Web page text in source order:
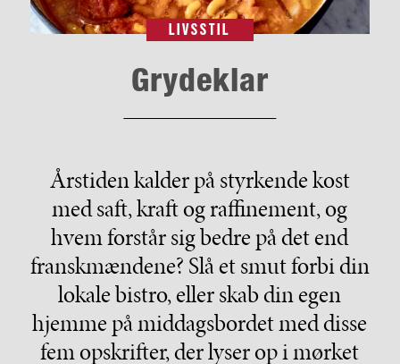
LIVSSTIL
Grydeklar
Årstiden kalder på styrkende kost
med saft, kraft og raffinement, og
hvem forstår sig bedre på det end
franskmændene? Slå et smut forbi din
lokale bistro, eller skab din egen
hjemme på middagsbordet med disse
fem opskrifter, der lyser op i mørket